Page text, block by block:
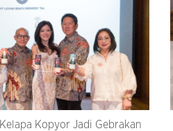
Kopyor Jadi Gebrakan